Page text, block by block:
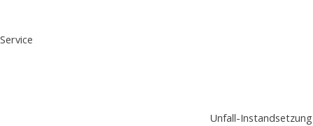
Service
Unfall-Instandsetzung